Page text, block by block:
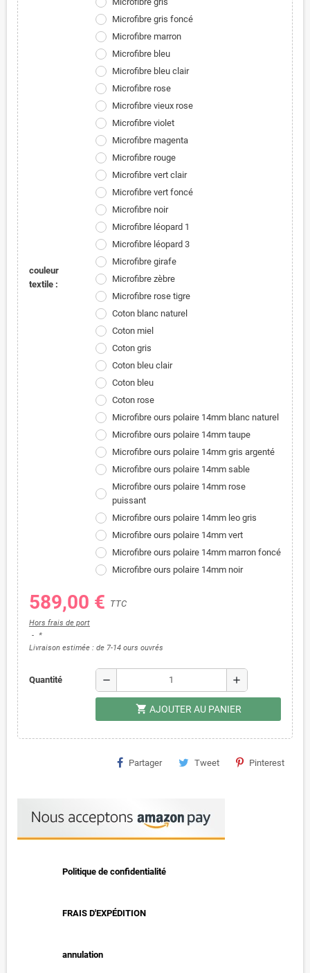
couleur
textile :
Microfibre gris foncé
Microfibre marron
Microfibre bleu
Microfibre bleu clair
Microfibre rose
Microfibre vieux rose
Microfibre violet
Microfibre magenta
Microfibre rouge
Microfibre vert clair
Microfibre vert foncé
Microfibre noir
Microfibre léopard 1
Microfibre léopard 3
Microfibre girafe
Microfibre zèbre
Microfibre rose tigre
Coton blanc naturel
Coton miel
Coton gris
Coton bleu clair
Coton bleu
Coton rose
Microfibre ours polaire 14mm blanc naturel
Microfibre ours polaire 14mm taupe
Microfibre ours polaire 14mm gris argenté
Microfibre ours polaire 14mm sable
Microfibre ours polaire 14mm rose
puissant
Microfibre ours polaire 14mm leo gris
Microfibre ours polaire 14mm vert
Microfibre ours polaire 14mm marron foncé
Microfibre ours polaire 14mm noir
589,00 € TTC
Hors frais de port
*
Livraison estimée : de 7-14 ours ouvrés
Quantité remove add
shopping_cart AJOUTER AU PANIER
Partager Tweet Pinterest
Politique de confidentialité
FRAIS D'EXPÉDITION
annulation